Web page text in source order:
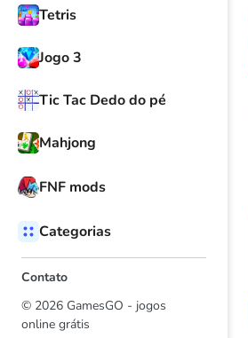
Tetris
Jogo 3
Tic Tac Dedo do pé
Mahjong
FNF mods
Categorias
Contato
© 2026 GamesGO - jogos
online grátis